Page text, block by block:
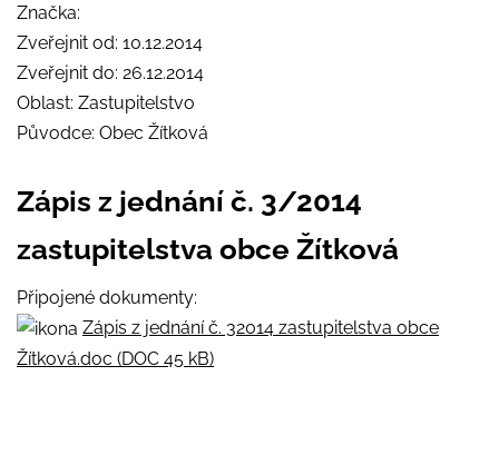
Značka:
Zveřejnit od: 10.12.2014
Zveřejnit do: 26.12.2014
Oblast: Zastupitelstvo
Původce: Obec Žítková
Zápis z jednání č. 3/2014
zastupitelstva obce Žítková
Připojené dokumenty:
Zápis z jednání č. 32014 zastupitelstva obce
Žítková.doc (DOC 45 kB)